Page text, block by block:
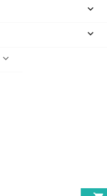


keyboard_arrow_down